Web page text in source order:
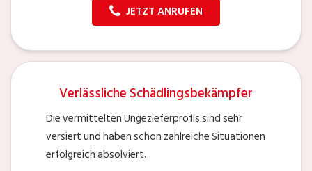
JETZT ANRUFEN
Verlässliche Schädlingsbekämpfer
Die vermittelten Ungezieferprofis sind sehr
versiert und haben schon zahlreiche Situationen
erfolgreich absolviert.